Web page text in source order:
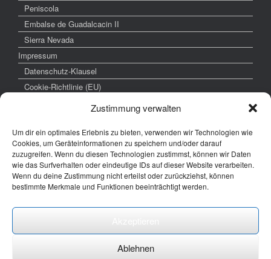
Zustimmung verwalten
Um dir ein optimales Erlebnis zu bieten, verwenden wir Technologien wie
Cookies, um Geräteinformationen zu speichern und/oder darauf
zuzugreifen. Wenn du diesen Technologien zustimmst, können wir Daten
wie das Surfverhalten oder eindeutige IDs auf dieser Website verarbeiten.
Wenn du deine Zustimmung nicht erteilst oder zurückziehst, können
bestimmte Merkmale und Funktionen beeinträchtigt werden.
Ablehnen
Peniscola
Embalse de Guadalcacin II
Sierra Nevada
Impressum
Datenschutz-Klausel
Cookie-Richtlinie (EU)
weitere interessante Links
www.hochzeitsfoto-tk.de
www.fotografie-kraemer.de
E-Mail: thomas ( @) thomas-kraemer-fotografie.de